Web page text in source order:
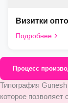
Визитки
Подробнее
Процесс
Типография
которое позволяет